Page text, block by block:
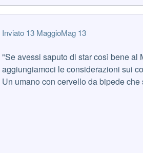
Inviato 13 MaggioMag 13
"Se avessi saputo di star così bene al
aggiungiamoci le considerazioni sui
Un umano con cervello da bipede